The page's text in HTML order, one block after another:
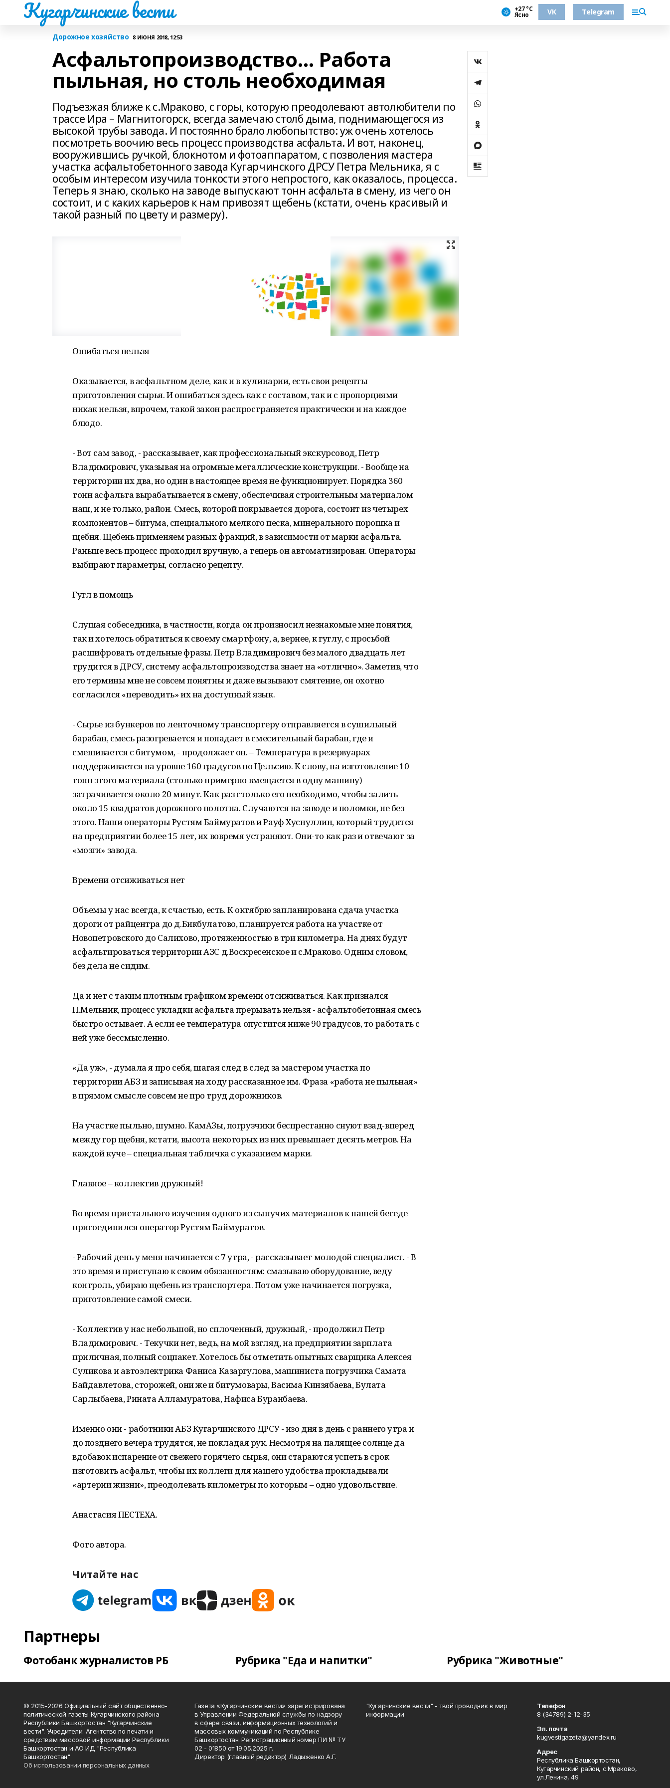
Кугарчинские вести +27 °С
Ясно VK Telegram
Дорожное хозяйство 8 ИЮНЯ 2018, 12:53
Асфальтопроизводство… Работа
пыльная, но столь необходимая
Подъезжая ближе к с.Мраково, с горы, которую преодолевают автолюбители по
трассе Ира – Магнитогорск, всегда замечаю столб дыма, поднимающегося из
высокой трубы завода. И постоянно брало любопытство: уж очень хотелось
посмотреть воочию весь процесс производства асфальта. И вот, наконец,
вооружившись ручкой, блокнотом и фотоаппаратом, с позволения мастера
участка асфальтобетонного завода Кугарчинского ДРСУ Петра Мельника, я с
особым интересом изучила тонкости этого непростого, как оказалось, процесса.
Теперь я знаю, сколько на заводе выпускают тонн асфальта в смену, из чего он
состоит, и с каких карьеров к нам привозят щебень (кстати, очень красивый и
такой разный по цвету и размеру).
Ошибаться нельзя
Оказывается, в асфальтном деле, как и в кулинарии, есть свои рецепты
приготовления сырья. И ошибаться здесь как с составом, так и с пропорциями
никак нельзя, впрочем, такой закон распространяется практически и на каждое
блюдо.
- Вот сам завод, - рассказывает, как профессиональный экскурсовод, Петр
Владимирович, указывая на огромные металлические конструкции. - Вообще на
территории их два, но один в настоящее время не функционирует. Порядка 360
тонн асфальта вырабатывается в смену, обеспечивая строительным материалом
наш, и не только, район. Смесь, которой покрывается дорога, состоит из четырех
компонентов – битума, специального мелкого песка, минерального порошка и
щебня. Щебень применяем разных фракций, в зависимости от марки асфальта.
Раньше весь процесс проходил вручную, а теперь он автоматизирован. Операторы
выбирают параметры, согласно рецепту.
Гугл в помощь
Слушая собеседника, в частности, когда он произносил незнакомые мне понятия,
так и хотелось обратиться к своему смартфону, а, вернее, к гуглу, с просьбой
расшифровать отдельные фразы. Петр Владимирович без малого двадцать лет
трудится в ДРСУ, систему асфальтопроизводства знает на «отлично». Заметив, что
его термины мне не совсем понятны и даже вызывают смятение, он охотно
согласился «переводить» их на доступный язык.
- Сырье из бункеров по ленточному транспортеру отправляется в сушильный
барабан, смесь разогревается и попадает в смесительный барабан, где и
смешивается с битумом, - продолжает он. – Температура в резервуарах
поддерживается на уровне 160 градусов по Цельсию. К слову, на изготовление 10
тонн этого материала (столько примерно вмещается в одну машину)
затрачивается около 20 минут. Как раз столько его необходимо, чтобы залить
около 15 квадратов дорожного полотна. Случаются на заводе и поломки, не без
этого. Наши операторы Рустям Баймуратов и Рауф Хуснуллин, который трудится
на предприятии более 15 лет, их вовремя устраняют. Они-то как раз и отвечают за
«мозги» завода.
Времени отсиживаться нет
Объемы у нас всегда, к счастью, есть. К октябрю запланирована сдача участка
дороги от райцентра до д.Бикбулатово, планируется работа на участке от
Новопетровского до Салихово, протяженностью в три километра. На днях будут
асфальтироваться территории АЗС д.Воскресенское и с.Мраково. Одним словом,
без дела не сидим.
Да и нет с таким плотным графиком времени отсиживаться. Как признался
П.Мельник, процесс укладки асфальта прерывать нельзя - асфальтобетонная смесь
быстро остывает. А если ее температура опустится ниже 90 градусов, то работать с
ней уже бессмысленно.
«Да уж», - думала я про себя, шагая след в след за мастером участка по
территории АБЗ и записывая на ходу рассказанное им. Фраза «работа не пыльная»
в прямом смысле совсем не про труд дорожников.
На участке пыльно, шумно. КамАЗы, погрузчики беспрестанно снуют взад-вперед
между гор щебня, кстати, высота некоторых из них превышает десять метров. На
каждой куче – специальная табличка с указанием марки.
Главное – коллектив дружный!
Во время пристального изучения одного из сыпучих материалов к нашей беседе
присоединился оператор Рустям Баймуратов.
- Рабочий день у меня начинается с 7 утра, - рассказывает молодой специалист. - В
это время и приступаю к своим обязанностям: смазываю оборудование, веду
контроль, убираю щебень из транспортера. Потом уже начинается погрузка,
приготовление самой смеси.
- Коллектив у нас небольшой, но сплоченный, дружный, - продолжил Петр
Владимирович. - Текучки нет, ведь, на мой взгляд, на предприятии зарплата
приличная, полный соцпакет. Хотелось бы отметить опытных сварщика Алексея
Суликова и автоэлектрика Фаниса Казаргулова, машиниста погрузчика Самата
Байдавлетова, сторожей, они же и битумовары, Васима Кинзябаева, Булата
Сарлыбаева, Рината Алламуратова, Нафиса Буранбаева.
Именно они - работники АБЗ Кугарчинского ДРСУ - изо дня в день с раннего утра и
до позднего вечера трудятся, не покладая рук. Несмотря на палящее солнце да
вдобавок испарение от свежего горячего сырья, они стараются успеть в срок
изготовить асфальт, чтобы их коллеги для нашего удобства прокладывали
«артерии жизни», преодолевать километры по которым – одно удовольствие.
Анастасия ПЕСТЕХА.
Фото автора.
Читайте нас
Партнеры
Фотобанк журналистов РБ Рубрика "Еда и напитки" Рубрика "Животные"
© 2015-2026 Официальный сайт общественно-
политической газеты Кугарчинского района
Республики Башкортостан "Кугарчинские
вести". Учредители: Агентство по печати и
средствам массовой информации Республики
Башкортостан и АО ИД "Республика
Башкортостан"
Об использовании персональных данных
Газета «Кугарчинские вести» зарегистрирована
в Управлении Федеральной службы по надзору
в сфере связи, информационных технологий и
массовых коммуникаций по Республике
Башкортостан. Регистрационный номер ПИ № ТУ
02 - 01850 от 19.05.2025 г.
Директор (главный редактор) Ладыженко А.Г.
"Кугарчинские вести" - твой проводник в мир
информации
Телефон
8 (34789) 2-12-35
Эл. почта
kugvestigazeta@yandex.ru
Адрес
Республика Башкортостан,
Кугарчинский район, с.Мраково,
ул.Ленина, 49